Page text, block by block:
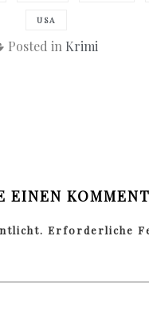
USA
Posted in Krimi
EINEN
Erforderliche